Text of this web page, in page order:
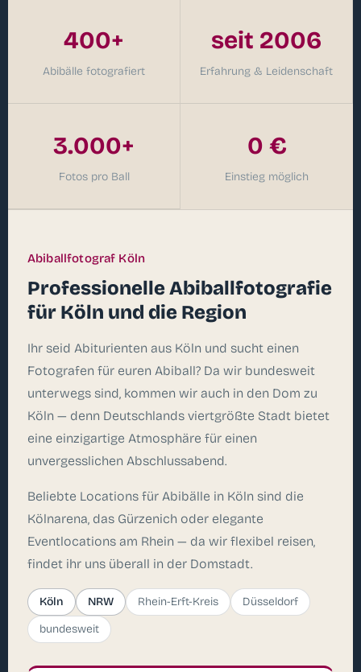
400+
Abibälle fotografiert
seit 2006
Erfahrung & Leidenschaft
3.000+
Fotos pro Ball
0 €
Einstieg möglich
Abiballfotograf Köln
Professionelle Abiballfotografie
für Köln und die Region
Ihr seid Abiturienten aus Köln und sucht einen
Fotografen für euren Abiball? Da wir bundesweit
unterwegs sind, kommen wir auch in den Dom zu
Köln — denn Deutschlands viertgrößte Stadt bietet
eine einzigartige Atmosphäre für einen
unvergesslichen Abschlussabend.
Beliebte Locations für Abibälle in Köln sind die
Kölnarena, das Gürzenich oder elegante
Eventlocations am Rhein — da wir flexibel reisen,
findet ihr uns überall in der Domstadt.
Köln NRW Rhein-Erft-Kreis
Düsseldorf
bundesweit